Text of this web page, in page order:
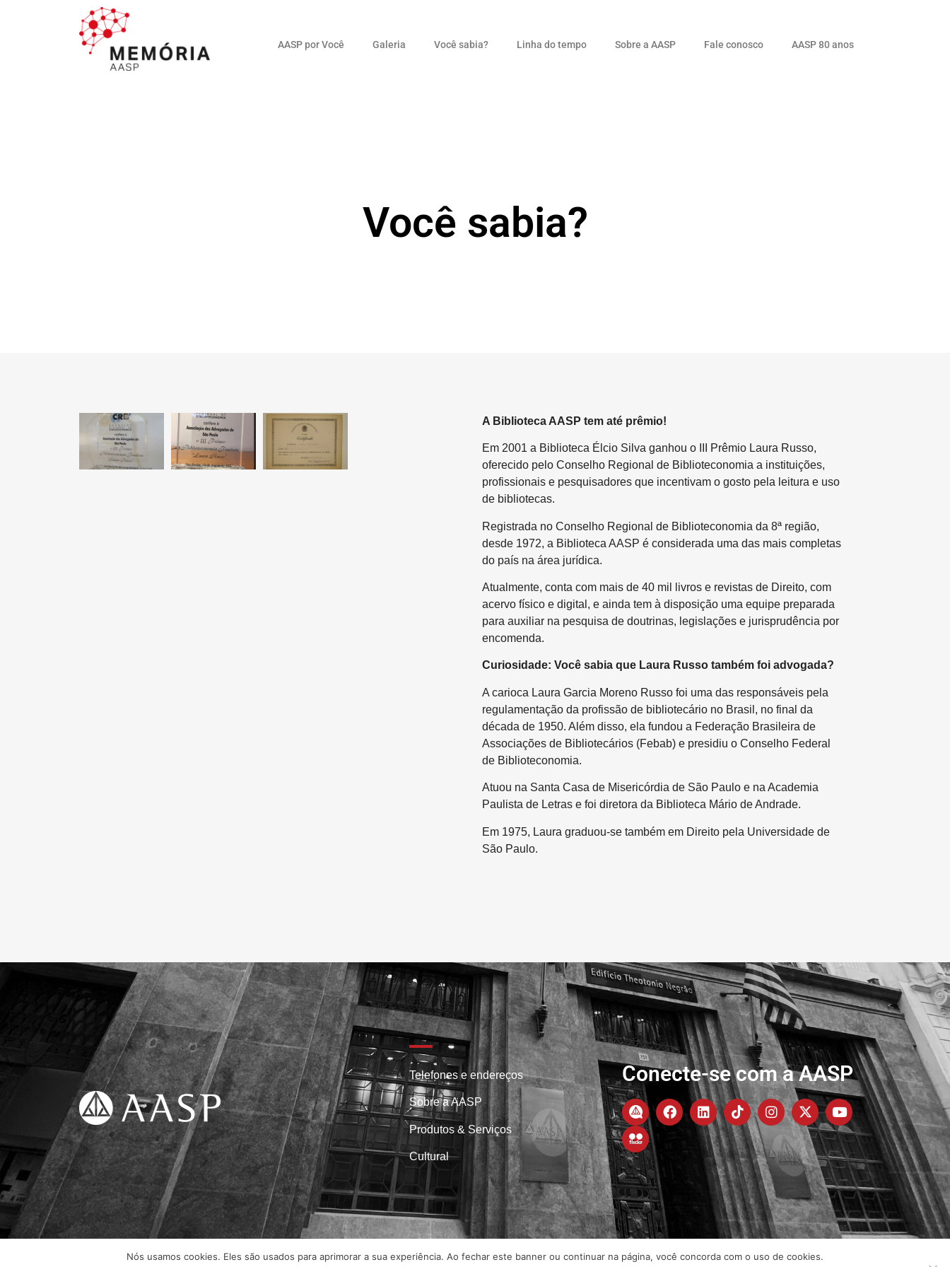
AASP por Você Galeria Você sabia? Linha do tempo Sobre a AASP Fale conosco AASP 80 anos
Você sabia?
A Biblioteca AASP tem até prêmio!
Em 2001 a Biblioteca Élcio Silva ganhou o III Prêmio Laura Russo,
oferecido pelo Conselho Regional de Biblioteconomia a instituições,
profissionais e pesquisadores que incentivam o gosto pela leitura e uso
de bibliotecas.
Registrada no Conselho Regional de Biblioteconomia da 8ª região,
desde 1972, a Biblioteca AASP é considerada uma das mais completas
do país na área jurídica.
Atualmente, conta com mais de 40 mil livros e revistas de Direito, com
acervo físico e digital, e ainda tem à disposição uma equipe preparada
para auxiliar na pesquisa de doutrinas, legislações e jurisprudência por
encomenda.
Curiosidade: Você sabia que Laura Russo também foi advogada?
A carioca Laura Garcia Moreno Russo foi uma das responsáveis pela
regulamentação da profissão de bibliotecário no Brasil, no final da
década de 1950. Além disso, ela fundou a Federação Brasileira de
Associações de Bibliotecários (Febab) e presidiu o Conselho Federal
de Biblioteconomia.
Atuou na Santa Casa de Misericórdia de São Paulo e na Academia
Paulista de Letras e foi diretora da Biblioteca Mário de Andrade.
Em 1975, Laura graduou-se também em Direito pela Universidade de
São Paulo.
Telefones e endereços
Sobre a AASP
Produtos & Serviços
Cultural
Conecte-se com a AASP
Nós usamos cookies. Eles são usados para aprimorar a sua experiência. Ao fechar este banner ou continuar na página, você concorda com o uso de cookies.